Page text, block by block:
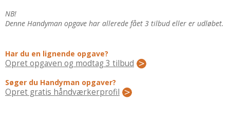
Andet
Regler Og Love
Om Materialer
NB!
Denne Handyman opgave har allerede fået 3 tilbud eller er udløbet.
Har du en lignende opgave?
Opret opgaven og modtag 3 tilbud
Søger du Handyman opgaver?
Opret gratis håndværkerprofil